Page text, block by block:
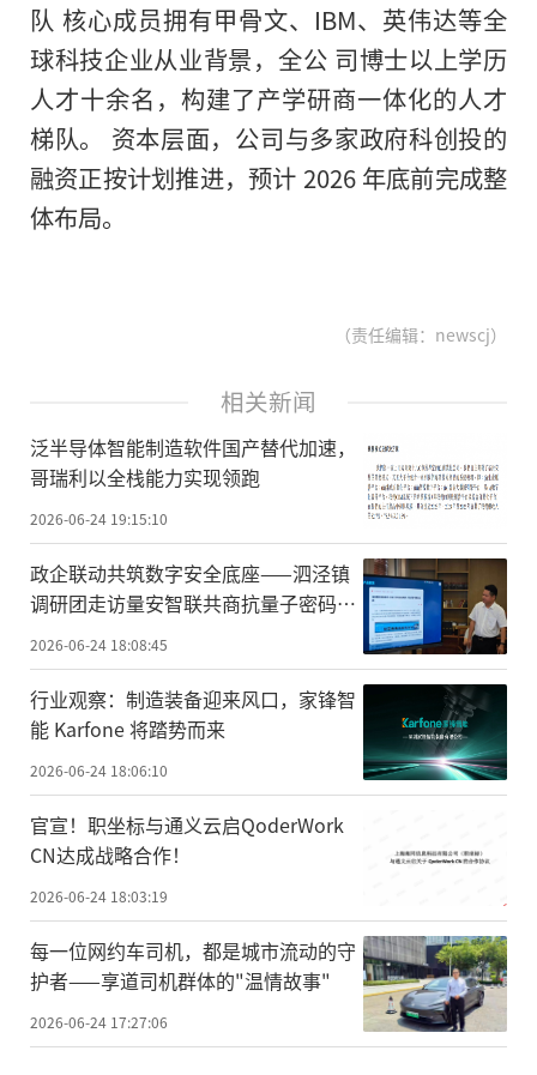
队 核心成员拥有甲骨文、IBM、英伟达等全
球科技企业从业背景，全公 司博士以上学历
人才十余名，构建了产学研商一体化的人才
梯队。 资本层面，公司与多家政府科创投的
融资正按计划推进，预计 2026 年底前完成整
体布局。
（责任编辑：newscj）
相关新闻
泛半导体智能制造软件国产替代加速，
哥瑞利以全栈能力实现领跑
2026-06-24 19:15:10
政企联动共筑数字安全底座——泗泾镇
调研团走访量安智联共商抗量子密码产
业落地
2026-06-24 18:08:45
行业观察：制造装备迎来风口，家锋智
能 Karfone 将踏势而来
2026-06-24 18:06:10
官宣！职坐标与通义云启QoderWork
CN达成战略合作！
2026-06-24 18:03:19
每一位网约车司机，都是城市流动的守
护者——享道司机群体的"温情故事"
2026-06-24 17:27:06